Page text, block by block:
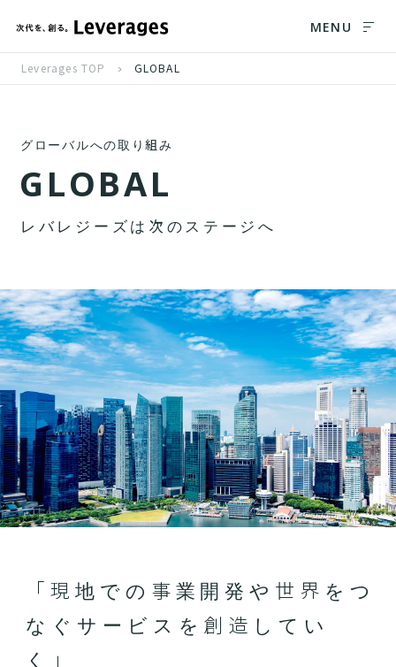
MENU
Leverages TOP GLOBAL
グローバルへの取り組み
GLOBAL
レ バレ ジ ー ズは 次 のス テ ー ジへ
「現地での事業開発や世界をつ
なぐサービスを創造してい
く」